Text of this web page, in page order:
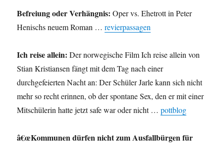
Befreiung oder Verhängnis: Oper vs. Ehetrott in Peter
Henischs neuem Roman …revierpassagen
Ich reise allein: Der norwegische Film Ich reise allein von
Stian Kristiansen fängt mit dem Tag nach einer
durchgefeierten Nacht an: Der Schüler Jarle kann sich nicht
mehr so recht erinnen, ob der spontane Sex, den er mit einer
Mitschülerin hatte jetzt safe war oder nicht …pottblog
â€œKommunen dürfen nicht zum Ausfallbürgen für